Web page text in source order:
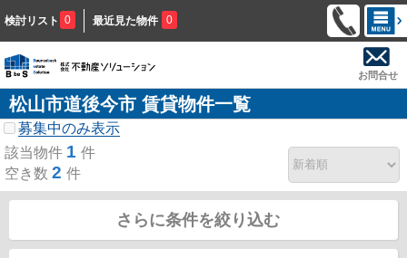
検討リスト 0 最近見た物件 0
お問合せ
松山市道後今市 賃貸物件一覧
募集中のみ表示
該当物件 1 件
空き数 2 件
さらに条件を絞り込む